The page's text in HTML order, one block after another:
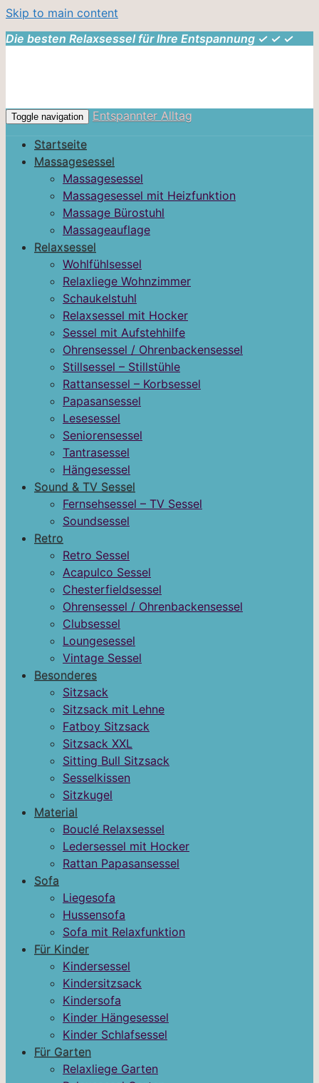
Skip to main content
Die besten Relaxsessel für Ihre Entspannung ✓ ✓ ✓
Toggle navigation
Entspannter Alltag
Startseite
Massagesessel
Massagesessel
Massagesessel mit Heizfunktion
Massage Bürostuhl
Massageauflage
Relaxsessel
Wohlfühlsessel
Relaxliege Wohnzimmer
Schaukelstuhl
Relaxsessel mit Hocker
Sessel mit Aufstehhilfe
Ohrensessel / Ohrenbackensessel
Stillsessel – Stillstühle
Rattansessel – Korbsessel
Papasansessel
Lesesessel
Seniorensessel
Tantrasessel
Hängesessel
Sound & TV Sessel
Fernsehsessel – TV Sessel
Soundsessel
Retro
Retro Sessel
Acapulco Sessel
Chesterfieldsessel
Ohrensessel / Ohrenbackensessel
Clubsessel
Loungesessel
Vintage Sessel
Besonderes
Sitzsack
Sitzsack mit Lehne
Fatboy Sitzsack
Sitzsack XXL
Sitting Bull Sitzsack
Sesselkissen
Sitzkugel
Material
Bouclé Relaxsessel
Ledersessel mit Hocker
Rattan Papasansessel
Sofa
Liegesofa
Hussensofa
Sofa mit Relaxfunktion
Für Kinder
Kindersessel
Kindersitzsack
Kindersofa
Kinder Hängesessel
Kinder Schlafsessel
Für Garten
Relaxliege Garten